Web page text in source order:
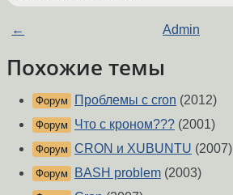
← Admin
Похожие темы
Форум Проблемы с cron (2012)
Форум Что с кроном??? (2001)
Форум CRON и XUBUNTU (2007)
Форум BASH problem (2003)